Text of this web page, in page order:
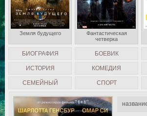
БИОГРАФИЯ БОЕВИК
ИСТОРИЯ КОМЕДИЯ
СЕМЕЙНЫЙ СПОРТ
Земля будущего
Фантастическая
четверка